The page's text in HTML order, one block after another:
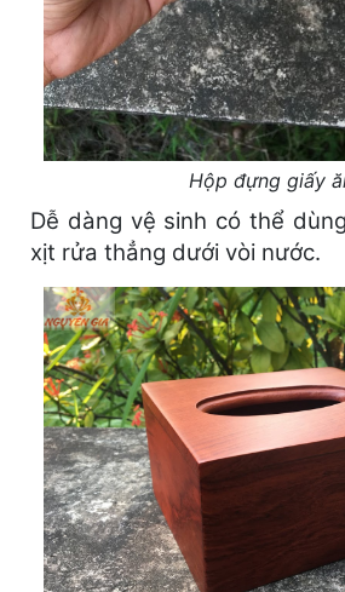
Hộp đựng giấy
Dễ dàng vệ sinh có thể
xịt rửa thẳng dưới vòi nước.